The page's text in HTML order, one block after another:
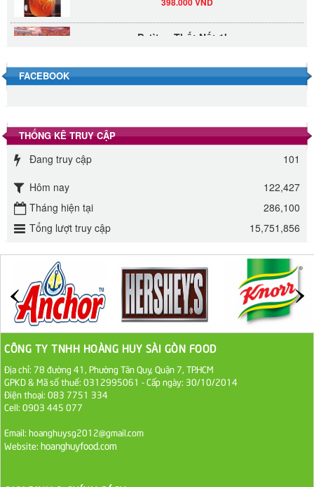
Đường Thốt Nốt 1kg
Đường phèn hạt Long An 500g
Đường phèn Long An bao 10kg
ĐƯỜNG SẠCH CÔ BA BIÊN HÒA 1KG
27.000 VND
Đường cát trắng An Khê bao 50kg
1.100.000 VND
Sa Tế Tôm Cholimex PET Hũ 450g
36.000 VND
FACEBOOK
THỐNG KÊ TRUY CẬP
Đang truy cập
101
Hôm nay
122,427
Tháng hiện tại
286,100
Tổng lượt truy cập
15,751,856
CÔNG TY TNHH HOÀNG HUY SÀI GÒN FOOD
Địa chỉ: 78 đường 41, Phường Tân Quy, Quận 7, TP.HCM
GPKD & Mã số thuế: 0312995061 - Cấp ngày: 30/10/2014
Điện thoại: 083 7751 334
Cell: 0903 445 077
Email: hoanghuysg2012@gmail.com
Website: hoanghuyfood.com